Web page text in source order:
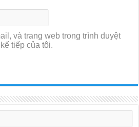
và trang web trong trình duyệt
tiếp của tôi.